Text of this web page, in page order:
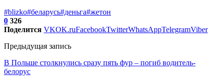
#blizko#беларусь#деньга#жетон
0 326
Поделится VKOK.ruFacebookTwitterWhatsAppTelegramViber
Предыдущая запись
В Польше столкнулись сразу пять фур – погиб водитель-
белорус